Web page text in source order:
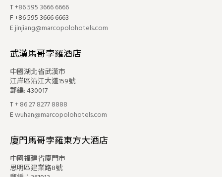
T+86 595 3666 6666
F +86 595 3666 6663
Ejinjiang@marcopolohotels.com
武漢馬哥孛羅酒店
中國湖北省武漢市
江岸區沿江大道159號
郵編: 430017
T+ 86 27 8277 8888
Ewuhan@marcopolohotels.com
廈門馬哥孛羅東方大酒店
中國福建省廈門市
思明區建業路8號